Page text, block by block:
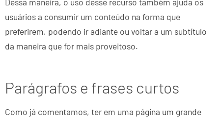
usuários a consumir um conteúdo na forma que
preferirem, podendo ir adiante ou voltar a um subtítulo
da maneira que for mais proveitoso.
Parágrafos e frases curtos
Como já comentamos, ter em uma página um grande